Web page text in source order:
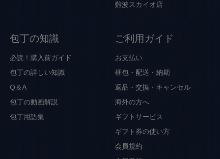
難波スカイオ店
包丁の知識
必読！購入前ガイド
包丁の詳しい知識
Q＆A
包丁の動画解説
包丁用語集
ご利用ガイド
お支払い
梱包・配送・納期
返品・交換・キャンセル
海外の方へ
ギフトサービス
ギフト券の使い方
会員規約